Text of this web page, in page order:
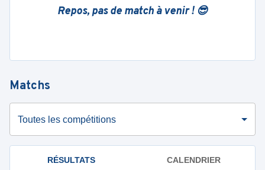
Repos, pas de match à venir ! 😎
Matchs
Toutes les compétitions
RÉSULTATS CALENDRIER